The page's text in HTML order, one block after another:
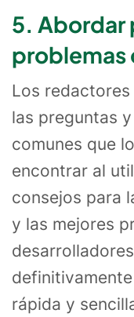
5. Abordar
problemas
Los
las preguntas
comunes que
encontrar al
consejos para
y las mejores
rápida y